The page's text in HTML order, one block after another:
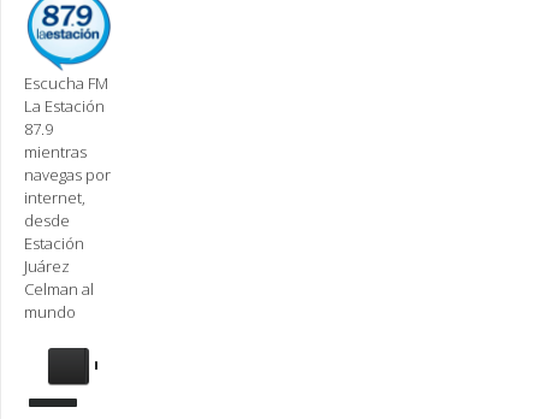
Escucha FM
La Estación
87.9
mientras
navegas por
internet,
desde
Estación
Juárez
Celman al
mundo